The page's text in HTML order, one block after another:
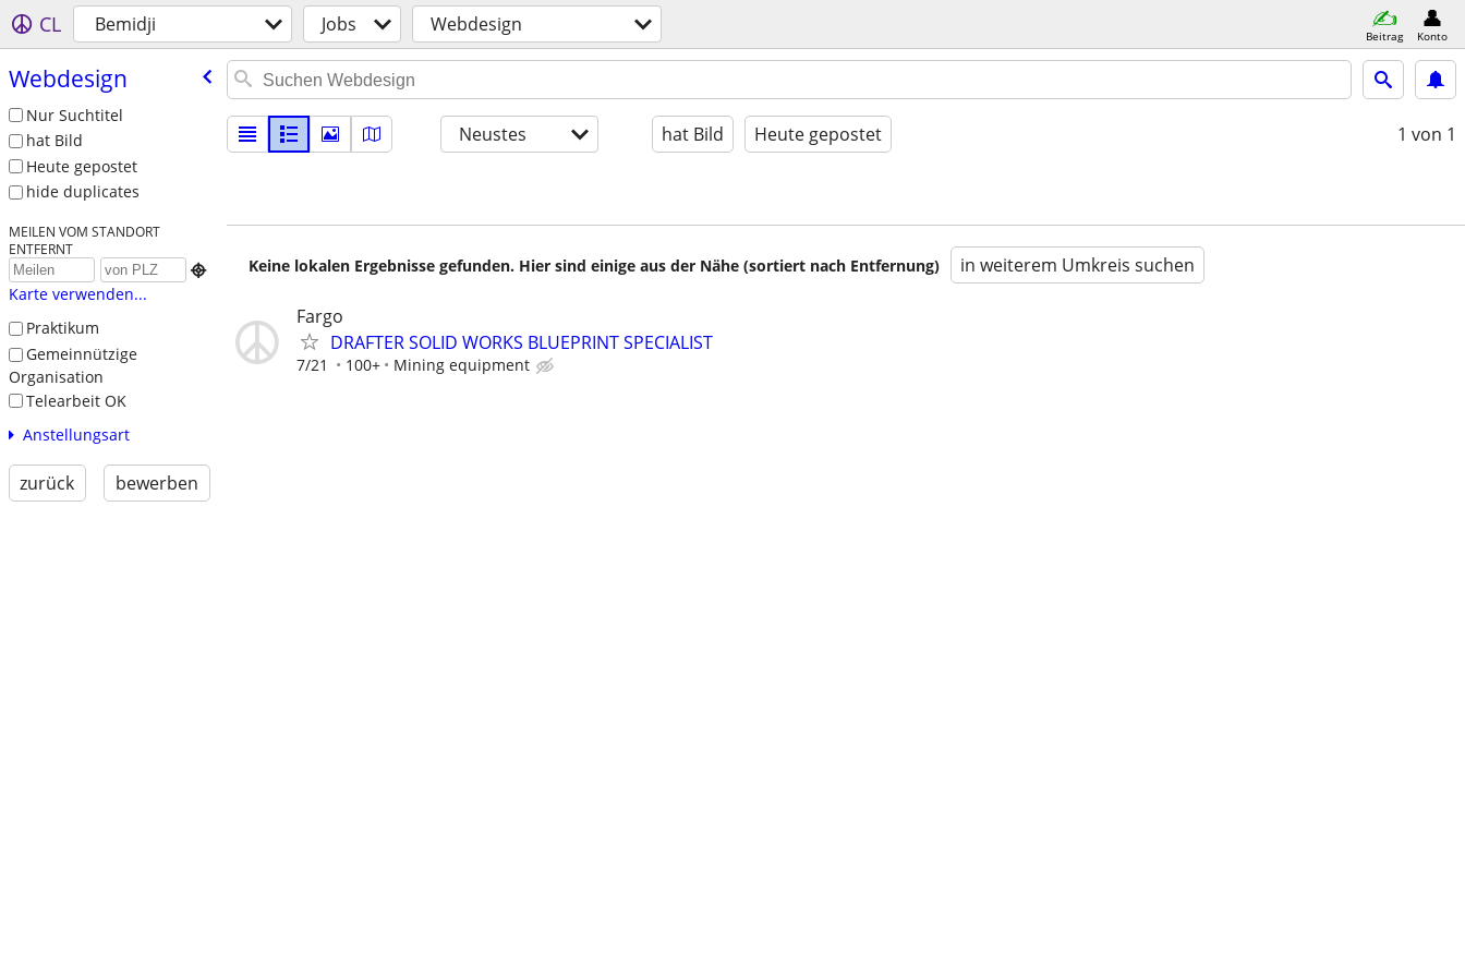
CL Bemidji Jobs Webdesign Beitrag Konto
Webdesign
Nur Suchtitel
hat Bild
Heute gepostet
hide duplicates
MEILEN VOM STANDORT
ENTFERNT

Karte verwenden...
Praktikum
Gemeinnützige
Organisation
Telearbeit OK
Anstellungsart
zurück bewerben
Neustes hat Bild Heute gepostet 1 von 1
Keine lokalen Ergebnisse gefunden. Hier sind einige aus der Nähe (sortiert nach Entfernung) in weiterem Umkreis suchen
Fargo
DRAFTER SOLID WORKS BLUEPRINT SPECIALIST
7/21 100+ Mining equipment